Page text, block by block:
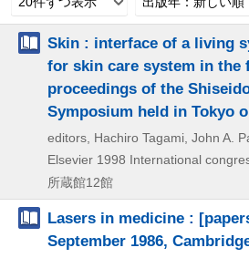
Skin : interface of a living
for skin care system in the
proceedings of the
Symposium held in Tokyo
editors, Hachiro Tagami, John A.
Elsevier 1998 International
所蔵館12館
Lasers in medicine :
September 1986,